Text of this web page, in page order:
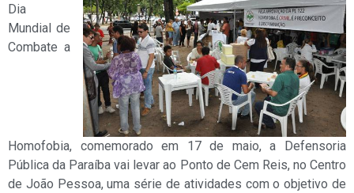
Dia
Mundial de
Combate a
Homofobia, comemorado em 17 de maio, a Defensoria
Pública da Paraíba vai levar ao Ponto de Cem Reis, no Centro
de João Pessoa, uma série de atividades com o objetivo de